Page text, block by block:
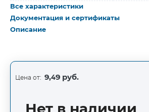
Все характеристики
Документация и сертификаты
Описание
Цена от: 9,49 руб.